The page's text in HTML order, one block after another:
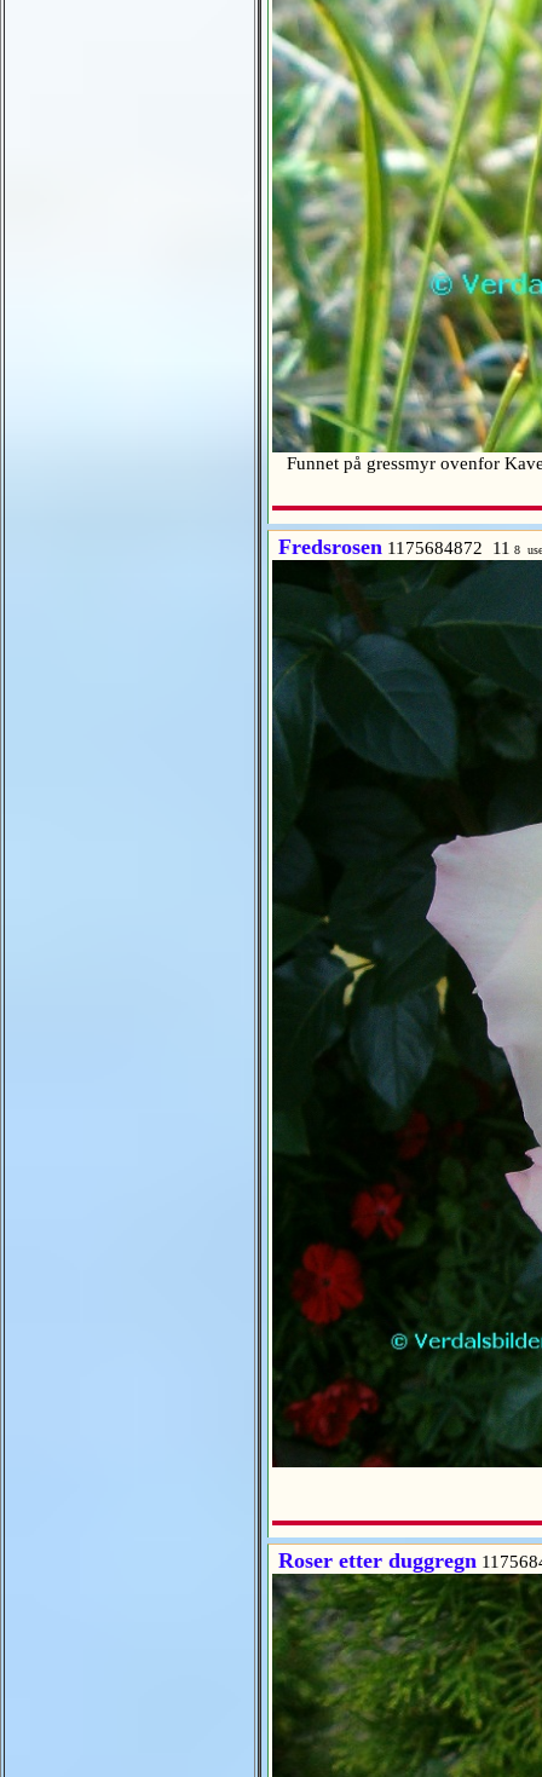
Funnet på gressmyr ovenfor
Fredsrosen 1175684872 11 8
Roser etter duggregn